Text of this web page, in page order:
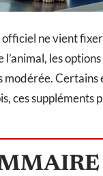
ne vient fixer
l’animal, les
modérée. Certains
ces suppléments